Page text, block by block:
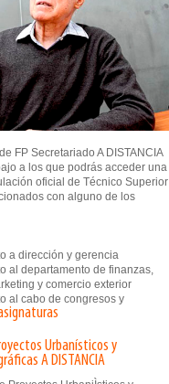
FP Secretariado A DISTANCIA
a los que podrás acceder una
oficial de Técnico Superior
con alguno de los
a dirección y gerencia
al departamento de finanzas,
y comercio exterior
al cabo de congresos y
Urbanísticos y
A DISTANCIA